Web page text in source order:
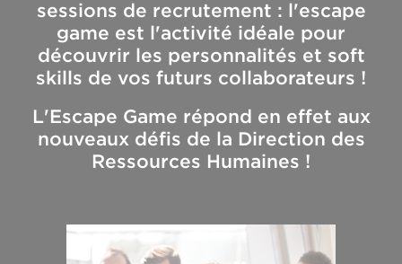
sessions de recrutement : l'escape
game est l'activité idéale pour
découvrir les personnalités et soft
skills de vos futurs collaborateurs !
L'Escape Game répond en effet aux
nouveaux défis de la Direction des
Ressources Humaines !